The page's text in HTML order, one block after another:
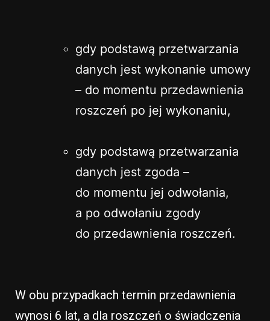
gdy podstawą przetwarzania
danych jest wykonanie umowy
– do momentu przedawnienia
roszczeń po jej wykonaniu,
gdy podstawą przetwarzania
danych jest zgoda –
do momentu jej odwołania,
a po odwołaniu zgody
do przedawnienia roszczeń.
W obu przypadkach termin przedawnienia
wynosi 6 lat, a dla roszczeń o świadczenia